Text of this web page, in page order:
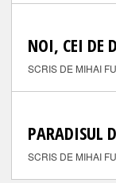
NOI, CEI DE
SCRIS DE MIHAI
PARADISUL
SCRIS DE MIHAI